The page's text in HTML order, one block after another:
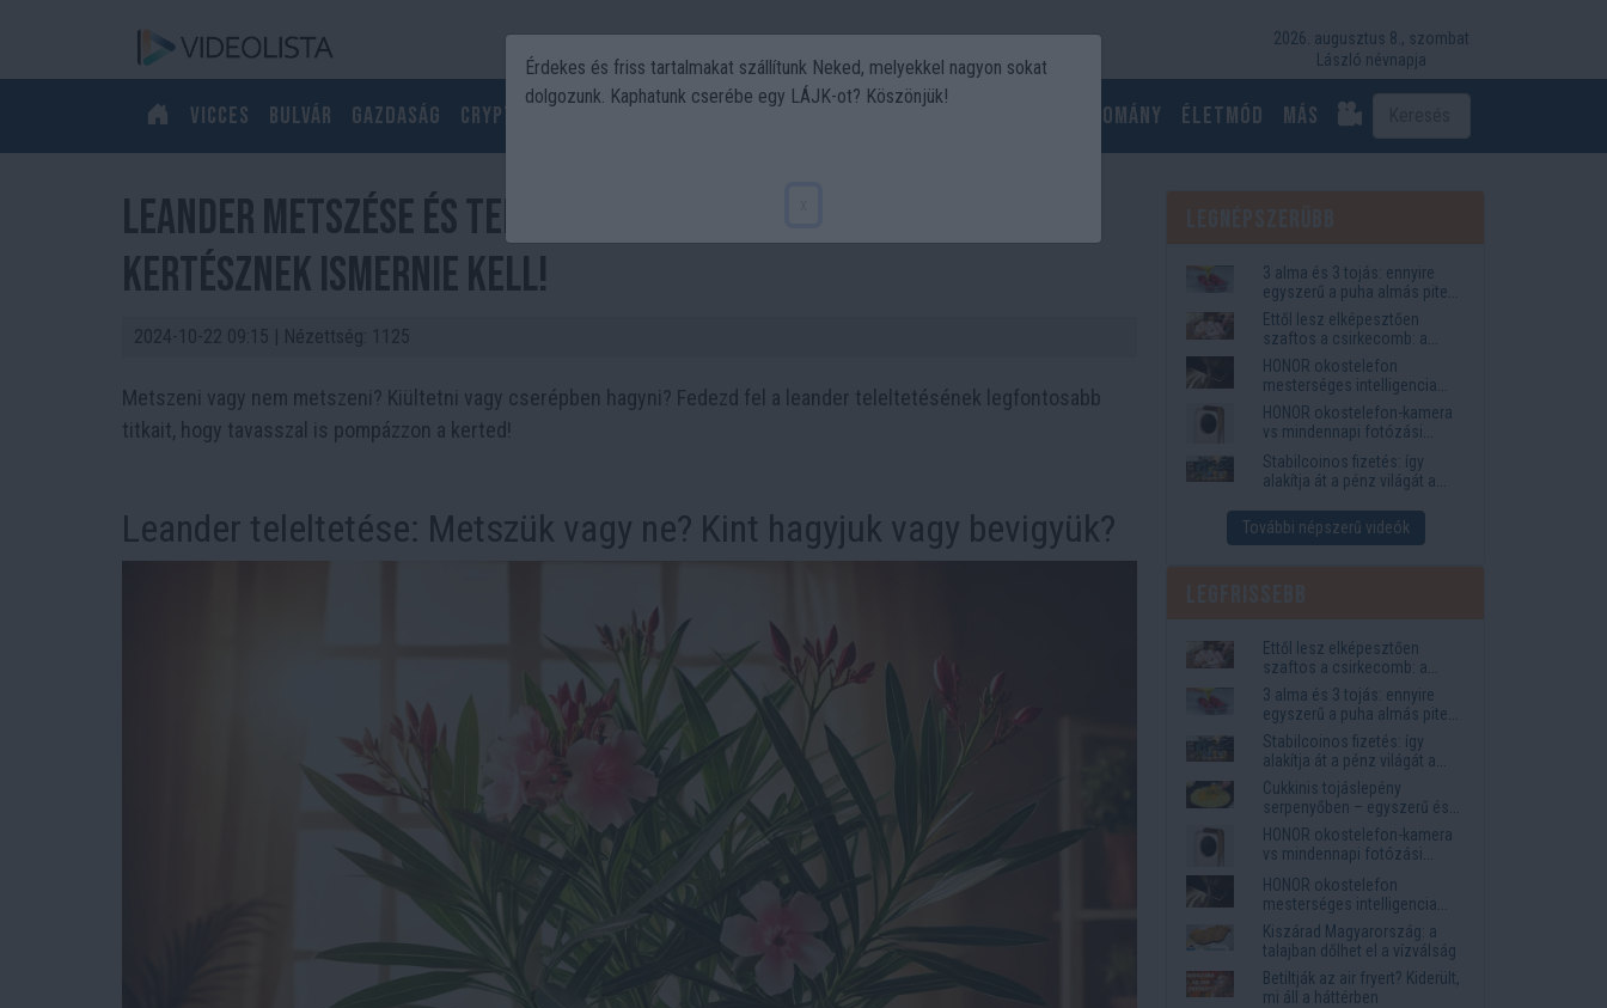
2026. augusztus 8., szombat
László névnapja
Vicces Bulvár Gazdaság Crypto Politika DIY Utazás Tudomány Életmód más
Leander metszése és teleltetése: 5 titok, amit minden
kertésznek ismernie kell!
2024-10-22 09:15 | Nézettség: 1125
Metszeni vagy nem metszeni? Kiültetni vagy cserépben hagyni? Fedezd fel a leander teleltetésének legfontosabb
titkait, hogy tavasszal is pompázzon a kerted!
Leander teleltetése: Metszük vagy ne? Kint hagyjuk vagy bevigyük?
3 alma és 3 tojás: ennyire
egyszerű a puha almás pite
titka
Ettől lesz elképesztően
szaftos a csirkecomb: a
sörös pác a titok
HONOR okostelefon
mesterséges intelligencia
funkciók, amelyek
megkönnyítik az életet
HONOR okostelefon-kamera
vs mindennapi fotózási
igények
Stabilcoinos fizetés: így
alakítja át a pénz világát a
Western Union
További népszerű videók
Ettől lesz elképesztően
szaftos a csirkecomb: a
sörös pác a titok
3 alma és 3 tojás: ennyire
egyszerű a puha almás pite
titka
Stabilcoinos fizetés: így
alakítja át a pénz világát a
Visa, a Mastercard és a
Western Union
Cukkinis tojáslepény
serpenyőben – egyszerű és
laktató vacsora
HONOR okostelefon-kamera
vs mindennapi fotózási
igények
HONOR okostelefon
mesterséges intelligencia
funkciók, amelyek
megkönnyítik az életet
Kiszárad Magyarország: a
talajban dőlhet el a vízválság
Betiltják az air fryert? Kiderült,
mi áll a háttérben
Érdekes és friss tartalmakat szállítunk Neked, melyekkel nagyon sokat
dolgozunk. Kaphatunk cserébe egy LÁJK-ot? Köszönjük!